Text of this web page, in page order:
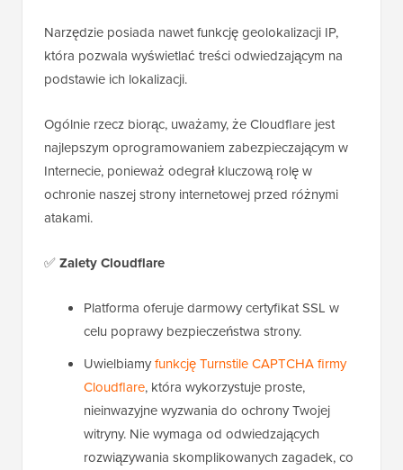
Narzędzie posiada nawet funkcję geolokalizacji IP,
która pozwala wyświetlać treści odwiedzającym na
podstawie ich lokalizacji.
Ogólnie rzecz biorąc, uważamy, że Cloudflare jest
najlepszym oprogramowaniem zabezpieczającym w
Internecie, ponieważ odegrał kluczową rolę w
ochronie naszej strony internetowej przed różnymi
atakami.
✅Zalety Cloudflare
Platforma oferuje darmowy certyfikat SSL w
celu poprawy bezpieczeństwa strony.
Uwielbiamyfunkcję Turnstile CAPTCHA firmy
Cloudflare, która wykorzystuje proste,
nieinwazyjne wyzwania do ochrony Twojej
witryny. Nie wymaga od odwiedzających
rozwiązywania skomplikowanych zagadek, co